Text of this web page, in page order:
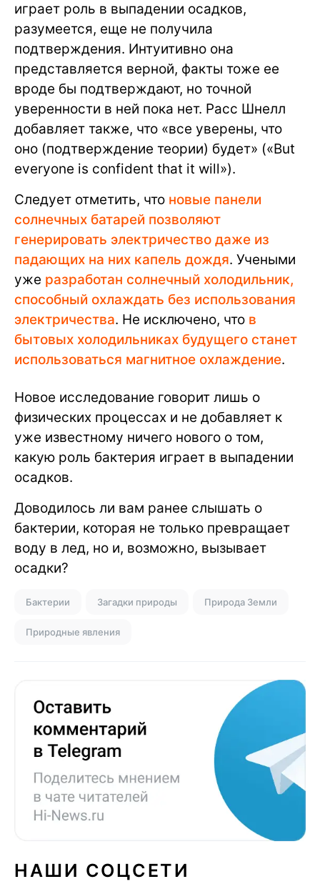
играет роль в выпадении осадков,
разумеется, еще не получила
подтверждения. Интуитивно она
представляется верной, факты тоже ее
вроде бы подтверждают, но точной
уверенности в ней пока нет. Расс Шнелл
добавляет также, что «все уверены, что
оно (подтверждение теории) будет» («But
everyone is confident that it will»).
Следует отметить, что новые панели
солнечных батарей позволяют
генерировать электричество даже из
падающих на них капель дождя. Учеными
уже разработан солнечный холодильник,
способный охлаждать без использования
электричества. Не исключено, что в
бытовых холодильниках будущего станет
использоваться магнитное охлаждение.
Новое исследование говорит лишь о
физических процессах и не добавляет к
уже известному ничего нового о том,
какую роль бактерия играет в выпадении
осадков.
Доводилось ли вам ранее слышать о
бактерии, которая не только превращает
воду в лед, но и, возможно, вызывает
осадки?
Бактерии Загадки природы Природа Земли
Природные явления
НАШИ СОЦСЕТИ